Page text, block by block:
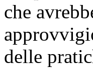
che
delle